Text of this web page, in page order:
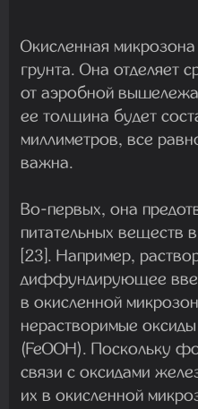
Окисленная
грунта. Она отделяет
от аэробной
ее толщина будет
миллиметров, все
важна.
Во-первых, она
питательных
[23]. Например,
диффундирующее
в окисленной
нерастворимые
(FeOOH). Поскольку
связи с оксидами
их в окисленной